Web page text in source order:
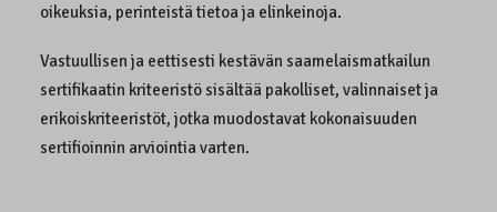
oikeuksia, perinteistä tietoa ja elinkeinoja.
Vastuullisen ja eettisesti kestävän saamelaismatkailun
sertifikaatin kriteeristö sisältää pakolliset, valinnaiset ja
erikoiskriteeristöt, jotka muodostavat kokonaisuuden
sertifioinnin arviointia varten.